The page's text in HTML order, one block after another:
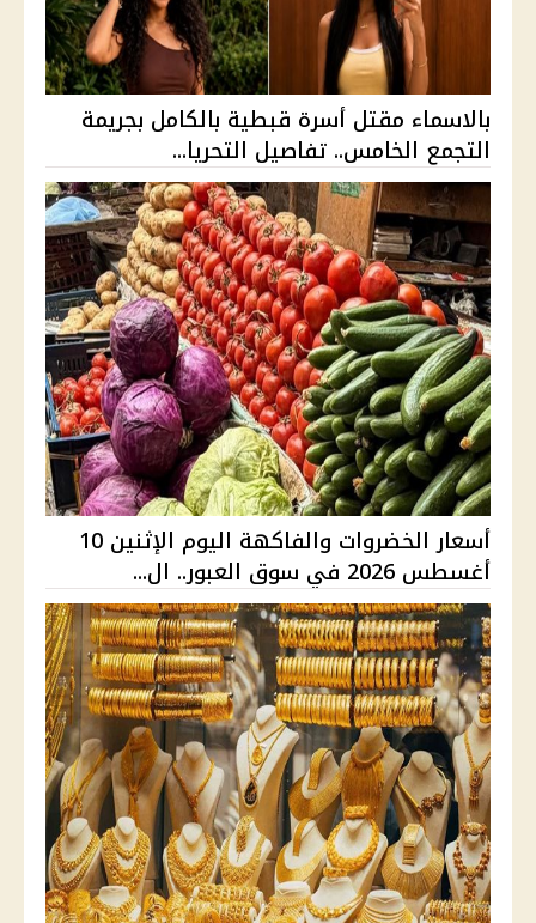
بالاسماء مقتل أسرة قبطية بالكامل بجريمة
التجمع الخامس.. تفاصيل التحريا...
أسعار الخضروات والفاكهة اليوم الإثنين 10
أغسطس 2026 في سوق العبور.. ال...